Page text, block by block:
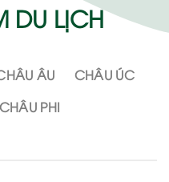
DU LỊCH
ÂU
CHÂU ÚC
CHÂU PHI